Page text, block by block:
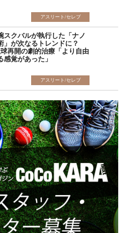
アスリート/セレブ
スクバルが執行した「ナノ
」が次なるトレンドに？
再開の劇的治療「より自由
感覚があった」
アスリート/セレブ